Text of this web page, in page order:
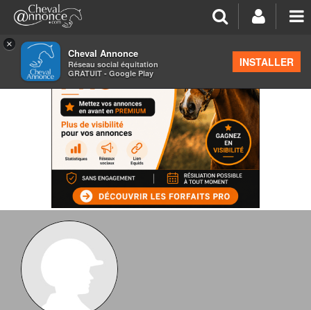
×
Cheval Annonce
Réseau social équitation
GRATUIT - Google Play
INSTALLER